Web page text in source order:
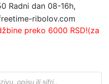
Radni dan 08-16h,
ribolov.com
preko 6000 RSD!(za